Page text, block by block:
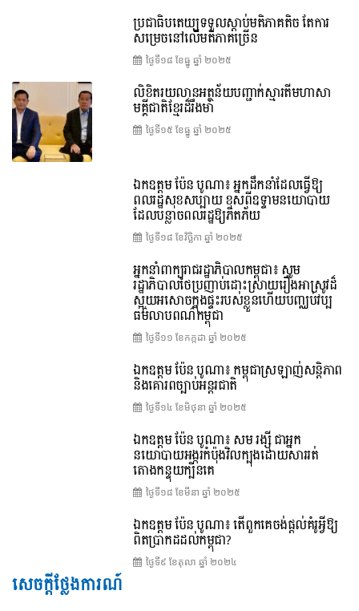
ប្រជាធិបតេយ្យទទួលស្តាប់មតិភាគតិច តែការ
សម្រេចនៅលើមតិភាគច្រើន
ថ្ងៃទី១៨ ខែ​ធ្នូ ឆ្នាំ ២០២៥
លិខិតរយលានអត្ថន័យបញ្ជាក់ស្មារតីមហាសា
មគ្គីជាតិខ្មែរដ៏រឹងមាំ
ថ្ងៃទី១៥ ខែ​ធ្នូ ឆ្នាំ ២០២៥
ឯកឧត្តម ប៉ែន បូណា៖ អ្នកដឹកនាំដែលធ្វើឱ្យ
ពលរដ្ឋសុខសប្បាយ ខុសពីឧទ្ទាមនយោបាយ
ដែលបន្លាចពលរដ្ឋឱ្យភិតភ័យ
ថ្ងៃទី១៨ ខែ​វិច្ឆិកា ឆ្នាំ ២០២៥
អ្នកនាំពាក្យរាជរដ្ឋាភិបាលកម្ពុជា៖ សូម
រដ្ឋាភិបាលថៃប្រញាប់ដោះស្រាយរឿងអាស្រូវដ៏
ស្អុយអសោចក្នុងផ្ទះរបស់ខ្លួនហើយបញ្ឈប់វប្ប
ធម៌លាបពណ៌កម្ពុជា
ថ្ងៃទី១១ ខែ​កក្កដា ឆ្នាំ ២០២៥
ឯកឧត្តម ប៉ែន បូណា៖ កម្ពុជាស្រឡាញ់សន្តិភាព
និងគោរពច្បាប់អន្តរជាតិ
ថ្ងៃទី១៤ ខែ​មិថុនា ឆ្នាំ ២០២៥
ឯកឧត្តម ប៉ែន បូណា៖ សម រង្ស៊ី ជាអ្នក
នយោបាយអង្ករកំប៉ុងវិលក្បុងដោយសាររត់
តោងកន្ទុយក្បិនគេ
ថ្ងៃទី១៨ ខែ​មីនា ឆ្នាំ ២០២៥
ឯកឧត្តម ប៉ែន បូណា៖ តើពួកគេចង់ផ្តល់គំរូអ្វីឱ្យ
ពិតប្រាកដដល់កម្ពុជា?
ថ្ងៃទី៩ ខែ​តុលា ឆ្នាំ ២០២៤
សេចក្តីថ្លែងការណ៍